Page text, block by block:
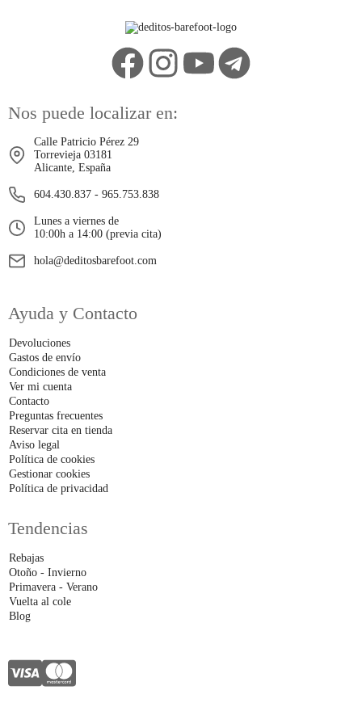
Nos puede localizar en:
Calle Patricio Pérez 29
Torrevieja 03181
Alicante, España
604.430.837 - 965.753.838
Lunes a viernes de
10:00h a 14:00 (previa cita)
hola@deditosbarefoot.com
Ayuda y Contacto
Devoluciones
Gastos de envío
Condiciones de venta
Ver mi cuenta
Contacto
Preguntas frecuentes
Reservar cita en tienda
Aviso legal
Política de cookies
Gestionar cookies
Política de privacidad
Tendencias
Rebajas
Otoño - Invierno
Primavera - Verano
Vuelta al cole
Blog